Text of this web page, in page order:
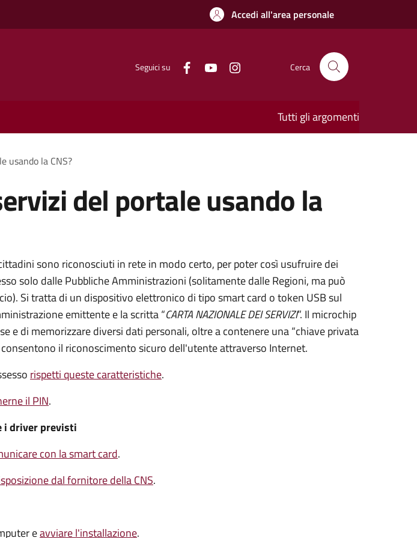
Accedi all'area personale
Seguici su Cerca
Tutti gli argomenti
usando la CNS?
del portale usando la
sono riconosciuti in rete in modo certo, per poter così usufruire dei
solo dalle Pubbliche Amministrazioni (solitamente dalle Regioni, ma può
Si tratta di un dispositivo elettronico di tiposmart card o token USBsul
emittente e la scritta “CARTA NAZIONALE DEI SERVIZI”. Il microchip
e di memorizzare diversi dati personali, oltre a contenere una “chiave privata
il riconoscimento sicuro dell'utente attraverso Internet.
rispetti queste caratteristiche.
il PIN.
i driver previsti
con la smart card.
dal fornitore della CNS.
eavviare l'installazione.